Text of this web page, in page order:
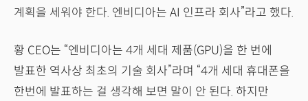
계획을 세워야 한다. 엔비디아는 AI 인프라 회사”라고 했다.
황 CEO는 “엔비디아는 4개 세대 제품(GPU)을 한 번에
발표한 역사상 최초의 기술 회사”라며 “4개 세대 휴대폰을
한번에 발표하는 걸 생각해 보면 말이 안 된다. 하지만